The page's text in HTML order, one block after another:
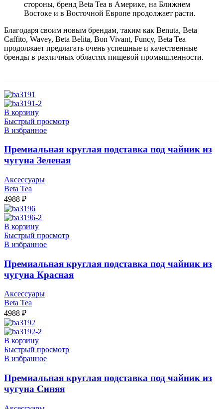
стороны, бренд Beta Tea в Америке, на Ближнем
Востоке и в Восточной Европе продолжает расти.
Благодаря своим новым брендам, таким как Benuta, Beta
Caffito, Wavey, Beta Belita, Bon Vivant, Funcy, Beta Tea
продолжает предлагать очень успешные и качественные
бренды в различных областях пищевой промышленности.
В корзину
Быстрый просмотр
В избранное
Премиальная круглая подставка под чайник из
чугуна Зеленая
Аксессуары
Beta Tea
4988 ₽
В корзину
Быстрый просмотр
В избранное
Премиальная круглая подставка под чайник из
чугуна Красная
Аксессуары
Beta Tea
4988 ₽
В корзину
Быстрый просмотр
В избранное
Премиальная круглая подставка под чайник из
чугуна Синяя